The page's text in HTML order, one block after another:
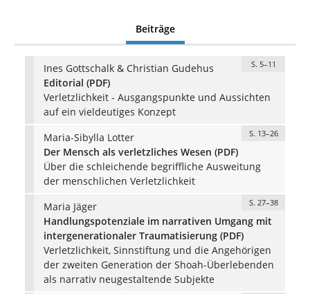
Beiträge
Ines Gottschalk & Christian Gudehus S. 5–11
Editorial (PDF)
Verletzlichkeit - Ausgangspunkte und Aussichten
auf ein vieldeutiges Konzept
Maria-Sibylla Lotter
S. 13–26
Der Mensch als verletzliches Wesen (PDF)
Über die schleichende begriffliche Ausweitung
der menschlichen Verletzlichkeit
Maria Jäger
S. 27–38
Handlungspotenziale im narrativen Umgang mit
intergenerationaler Traumatisierung (PDF)
Verletzlichkeit, Sinnstiftung und die Angehörigen
der zweiten Generation der Shoah-Überlebenden
als narrativ neugestaltende Subjekte